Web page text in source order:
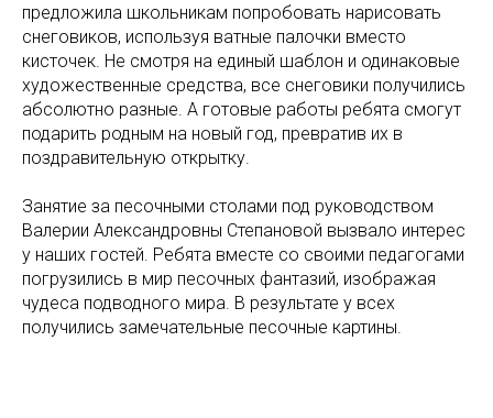
предложила школьникам попробовать нарисовать
снеговиков, используя ватные палочки вместо
кисточек. Не смотря на единый шаблон и одинаковые
художественные средства, все снеговики получились
абсолютно разные. А готовые работы ребята смогут
подарить родным на новый год, превратив их в
поздравительную открытку.
Занятие за песочными столами под руководством
Валерии Александровны Степановой вызвало интерес
у наших гостей. Ребята вместе со своими педагогами
погрузились в мир песочных фантазий, изображая
чудеса подводного мира. В результате у всех
получились замечательные песочные картины.